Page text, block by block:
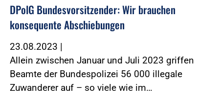
DPolG Bundesvorsitzender: Wir brauchen
konsequente Abschiebungen
23.08.2023 |
Allein zwischen Januar und Juli 2023 griffen
Beamte der Bundespolizei 56 000 illegale
Zuwanderer auf – so viele wie im…